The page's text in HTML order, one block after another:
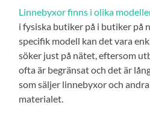
Linnebyxor finns i olika
i fysiska butiker på i butiker på
specifik modell kan det vara
söker just på nätet, eftersom
ofta är begränsat och det är
som säljer linnebyxor och
materialet.